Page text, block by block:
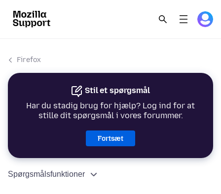
Firefox
Stil et spørgsmål
Har du stadig brug for hjælp? Log ind for at
stille dit spørgsmål i vores forummer.
Fortsæt
Spørgsmålsfunktioner